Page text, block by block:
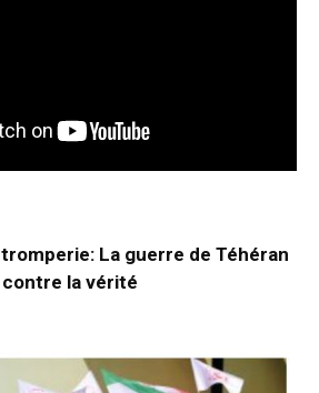
tromperie: La guerre de Téhéran
contre la vérité